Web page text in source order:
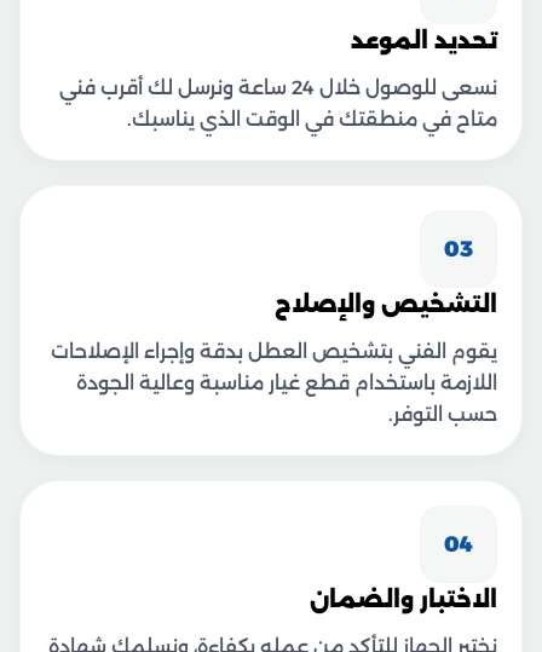
تحديد الموعد
نسعى للوصول خلال 24 ساعة ونرسل لك أقرب فني
متاح في منطقتك في الوقت الذي يناسبك.
03
التشخيص والإصلاح
يقوم الفني بتشخيص العطل بدقة وإجراء الإصلاحات
اللازمة باستخدام قطع غيار مناسبة وعالية الجودة
حسب التوفر.
04
الاختبار والضمان
نختبر الجهاز للتأكد من عمله بكفاءة، ونسلمك شهادة